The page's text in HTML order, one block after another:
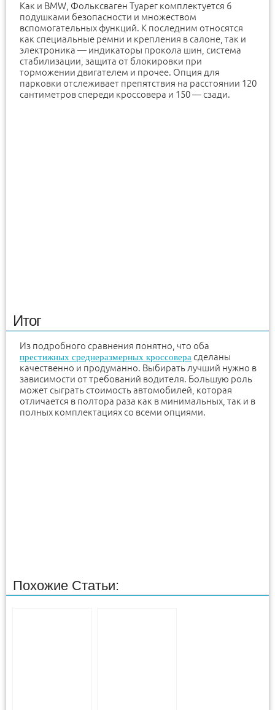
Как и BMW, Фольксваген Туарег комплектуется 6
подушками безопасности и множеством
вспомогательных функций. К последним относятся
как специальные ремни и крепления в салоне, так и
электроника — индикаторы прокола шин, система
стабилизации, защита от блокировки при
торможении двигателем и прочее. Опция для
парковки отслеживает препятствия на расстоянии 120
сантиметров спереди кроссовера и 150 — сзади.
Итог
Из подробного сравнения понятно, что оба
престижных среднеразмерных кроссовера сделаны
качественно и продуманно. Выбирать лучший нужно в
зависимости от требований водителя. Большую роль
может сыграть стоимость автомобилей, которая
отличается в полтора раза как в минимальных, так и в
полных комплектациях со всеми опциями.
Похожие Статьи: